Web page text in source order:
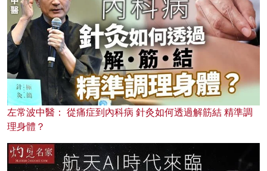
左常波中醫： 從痛症到內科病 針灸如何透過解筋結 精準調
理身體？